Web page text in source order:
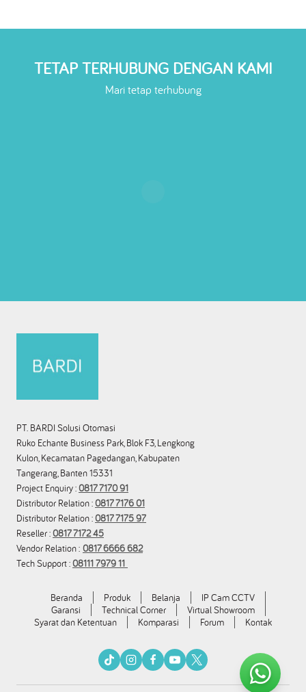
TETAP TERHUBUNG DENGAN KAMI
Mari tetap terhubung
PT. BARDI Solusi Otomasi
Ruko Echante Business Park, Blok F3, Lengkong
Kulon, Kecamatan Pagedangan, Kabupaten
Tangerang, Banten 15331
Project Enquiry :0817 7170 91
Distributor Relation :0817 7176 01
Distributor Relation :0817 7175 97
Reseller :0817 7172 45
Vendor Relation : 0817 6666 682
Tech Support :08111 7979 11
Beranda Produk Belanja
IP Cam CCTV
Garansi
Technical Corner
Virtual Showroom
Syarat dan Ketentuan
Komparasi Forum Kontak